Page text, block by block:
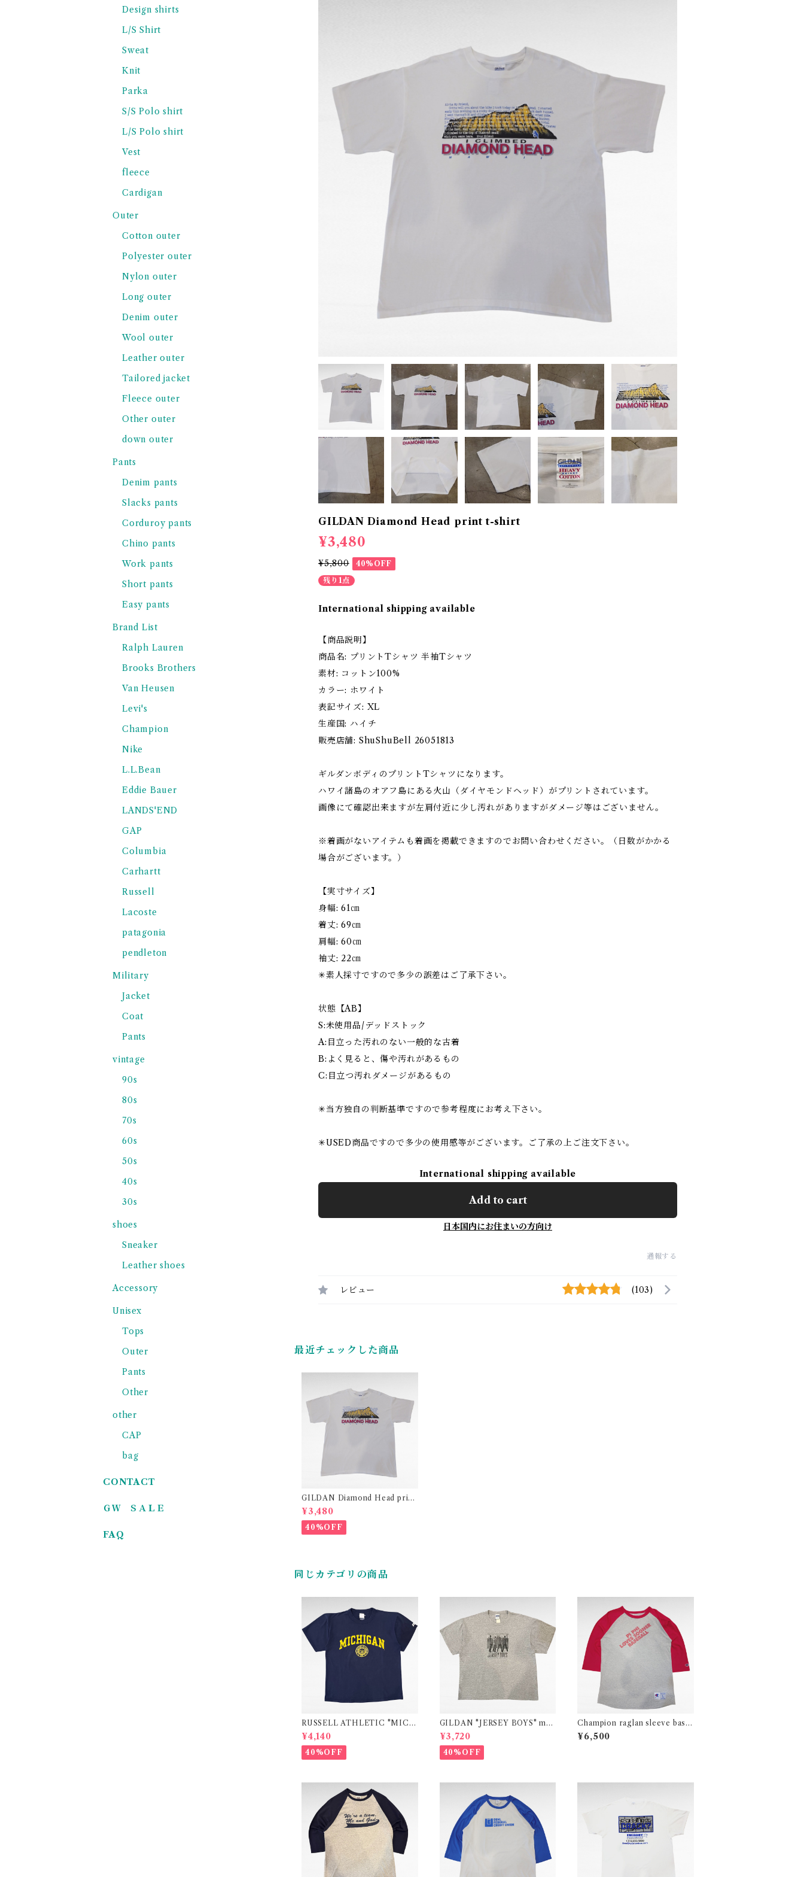
GILDAN Diamond Head print t-shirt
¥3,480
¥5,800
40%OFF
残り1点
International shipping available
【商品説明】
商品名: プリントTシャツ 半袖Tシャツ
素材: コットン100%
カラー: ホワイト
表記サイズ: XL
生産国: ハイチ
販売店舗: ShuShuBell 26051813
ギルダンボディのプリントTシャツになります。
ハワイ諸島のオアフ島にある火山（ダイヤモンドヘッド）がプリントされています。
画像にて確認出来ますが左肩付近に少し汚れがありますがダメージ等はございません。
※着画がないアイテムも着画を掲載できますのでお問い合わせください。（日数がかかる
場合がございます。）
【実寸サイズ】
身幅: 61㎝
着丈: 69㎝
肩幅: 60㎝
袖丈: 22㎝
✳︎素人採寸ですので多少の誤差はご了承下さい。
状態【AB】
S:未使用品/デッドストック
A:目立った汚れのない一般的な古着
B:よく見ると、傷や汚れがあるもの
C:目立つ汚れダメージがあるもの
✳︎当方独自の判断基準ですので参考程度にお考え下さい。
✳︎USED商品ですので多少の使用感等がございます。ご了承の上ご注文下さい。
International shipping available
Add to cart
日本国内にお住まいの方向け
通報する
レビュー (103)
最近チェックした商品
GILDAN Diamond Head print
t-shirt
¥3,480
40%OFF
同じカテゴリの商品
RUSSELL ATHLETIC "MICH
IGAN" college print t-shirt
¥4,140
40%OFF
GILDAN "JERSEY BOYS" mo
vie print t-shirt
¥3,720
40%OFF
Champion raglan sleeve base
ball print t-shirt
¥6,500
Design shirts
L/S Shirt
Sweat
Knit
Parka
S/S Polo shirt
L/S Polo shirt
Vest
fleece
Cardigan
Outer
Cotton outer
Polyester outer
Nylon outer
Long outer
Denim outer
Wool outer
Leather outer
Tailored jacket
Fleece outer
Other outer
down outer
Pants
Denim pants
Slacks pants
Corduroy pants
Chino pants
Work pants
Short pants
Easy pants
Brand List
Ralph Lauren
Brooks Brothers
Van Heusen
Levi's
Champion
Nike
L.L.Bean
Eddie Bauer
LANDS'END
GAP
Columbia
Carhartt
Russell
Lacoste
patagonia
pendleton
Military
Jacket
Coat
Pants
vintage
90s
80s
70s
60s
50s
40s
30s
shoes
Sneaker
Leather shoes
Accessory
Unisex
Tops
Outer
Pants
Other
other
CAP
bag
CONTACT
ＧＷ ＳＡＬＥ
FAQ